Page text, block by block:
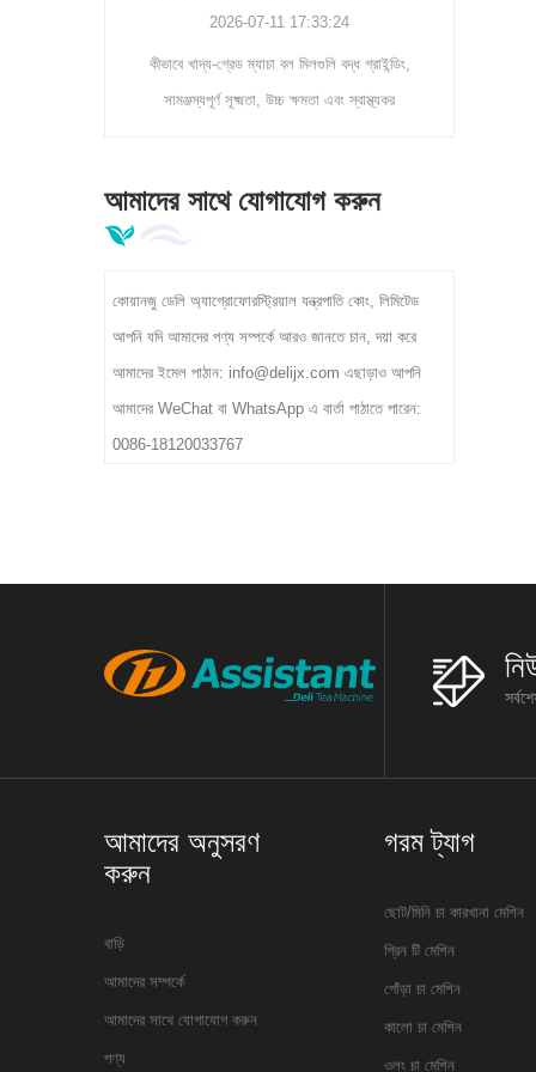
2026-07-11 17:33:24
কীভাবে খাদ্য-গ্রেড ম্যাচা বল মিলগুলি বদ্ধ গ্রাইন্ডিং,
সামঞ্জস্যপূর্ণ সূক্ষ্মতা, উচ্চ ক্ষমতা এবং স্বাস্থ্যকর
আমাদের সাথে যোগাযোগ করুন
কোয়ানজু ডেলি অ্যাগ্রোফোরস্ট্রিয়াল যন্ত্রপাতি কোং, লিমিটেড
আপনি যদি আমাদের পণ্য সম্পর্কে আরও জানতে চান, দয়া করে
আমাদের ইমেল পাঠান: info@delijx.com এছাড়াও আপনি
আমাদের WeChat বা WhatsApp এ বার্তা পাঠাতে পারেন:
0086-18120033767
আমাদের অনুসরণ
করুন
বাড়ি
আমাদের সম্পর্কে
আমাদের সাথে যোগাযোগ করুন
পণ্য
গরম ট্যাগ
ছোট/মিনি চা কারখানা মেশিন
গ্রিন টি মেশিন
গোঁড়া চা মেশিন
কালো চা মেশিন
ওলং চা মেশিন